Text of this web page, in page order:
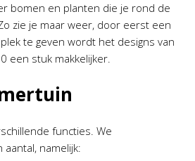
bomen en planten die je rond de
zie je maar weer, door eerst een
te geven wordt het designs van
een stuk makkelijker.
functies. We
namelijk: